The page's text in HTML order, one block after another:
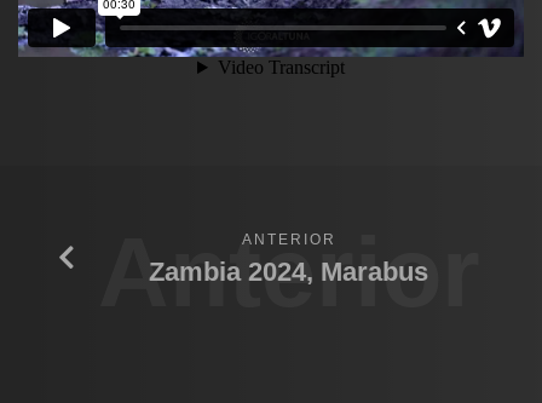
Anterior
ANTERIOR
Zambia 2024, Marabus